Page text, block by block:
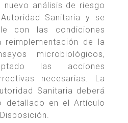
nuevo análisis de riesgo
Sanitaria y se
con las condiciones
reimplementación de la
microbiológicos,
las acciones
necesarias. La
Sanitaria deberá
detallado en el Artículo